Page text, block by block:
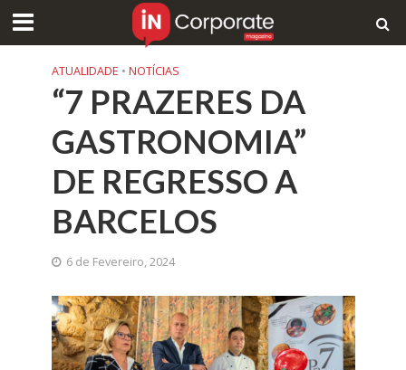
ATUALIDADE • NOTÍCIAS
“7 PRAZERES DA
GASTRONOMIA”
DE REGRESSO A
BARCELOS
6 de Fevereiro, 2024